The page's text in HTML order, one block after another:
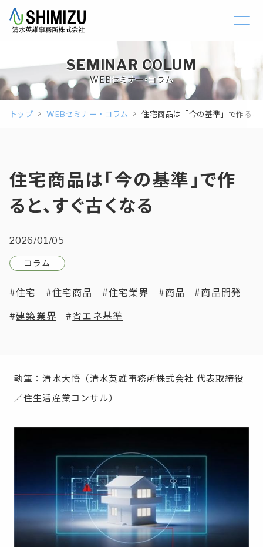
SEMINAR COLUM
WEBセミナー・コラム
トップ WEBセミナー・コラム 住宅商品は「今の基準」で作ると
住宅商品は「今の基準」で作
ると、すぐ古くなる
2026/01/05
コラム
住宅 住宅商品 住宅業界 商品 商品開発
建築業界 省エネ基準
執筆：清水大悟（清水英雄事務所株式会社 代表取締役
／住生活産業コンサル）